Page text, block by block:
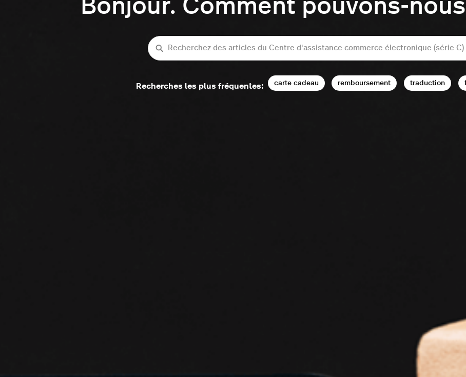
Bonjour. Comment pouvons-
Recherche
Recherches les plus fréquentes: carte cadeau remboursement traduction